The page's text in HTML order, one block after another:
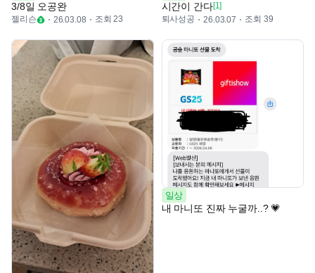
3/8일 오공완
젤리슨 26.03.08 조회 23
시간이 간다[1]
퇴사성공
26.03.07 조회 39
일상
내 마니또 진짜 누굴까..? 💗